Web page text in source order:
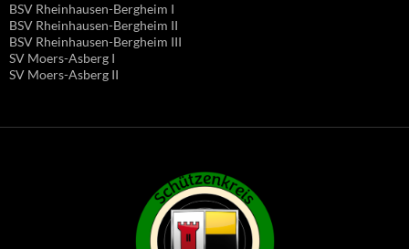
BSV Rheinhausen-Bergheim I
BSV Rheinhausen-Bergheim II
BSV Rheinhausen-Bergheim III
SV Moers-Asberg I
SV Moers-Asberg II